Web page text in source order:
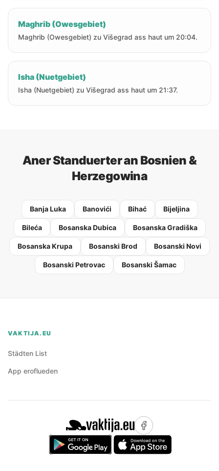
Maghrib (Owesgebiet)
Maghrib (Owesgebiet) zu Višegrad ass haut um 20:04.
Isha (Nuetgebiet)
Isha (Nuetgebiet) zu Višegrad ass haut um 21:37.
Aner Standuerter an Bosnien &
Herzegowina
Banja Luka Banovići Bihać Bijeljina
Bileća Bosanska Dubica Bosanska Gradiška
Bosanska Krupa Bosanski Brod Bosanski Novi
Bosanski Petrovac Bosanski Šamac
VAKTIJA.EU
Städten List
App eroflueden